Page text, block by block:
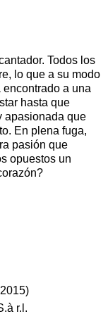
Todos los
lo que a su modo
a una
hasta que
apasionada que
En plena fuga,
pasión que
opuestos un
r.l.